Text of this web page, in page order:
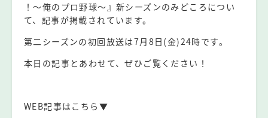
！〜俺のプロ野球〜』新シーズンのみどころについ
て、記事が掲載されています。
第二シーズンの初回放送は7月8日(金)24時です。
本日の記事とあわせて、ぜひご覧ください！
WEB記事はこちら▼